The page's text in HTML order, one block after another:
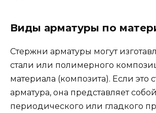
Виды арматуры по
Стержни арматуры могут
стали или полимерного
материала (композита). Если это
арматура, она представляет
периодического или гладкого